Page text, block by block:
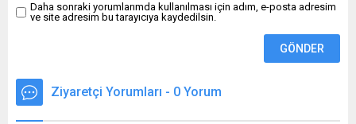
Daha sonraki yorumlarımda kullanılması için adım, e-posta adresim
ve site adresim bu tarayıcıya kaydedilsin.
Ziyaretçi Yorumları - 0 Yorum